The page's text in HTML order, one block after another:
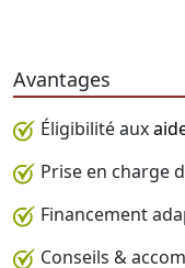
Avantages
Éligibilité aux
Prise en charge
Financement
Conseils &